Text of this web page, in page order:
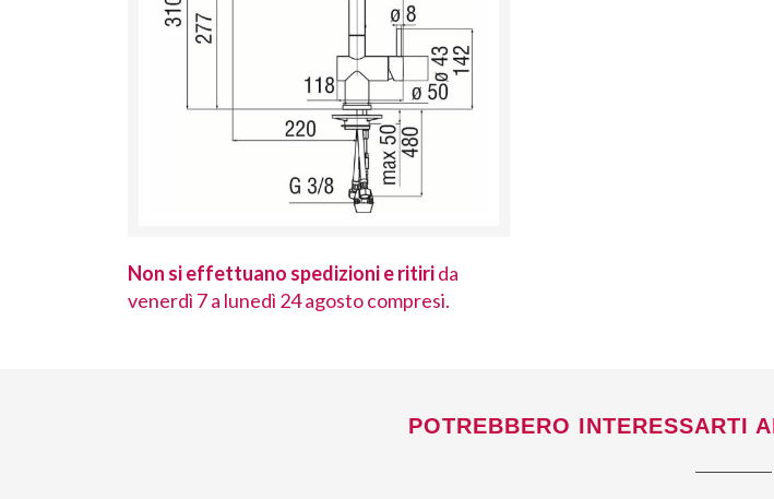
Non si effettuano spedizioni e ritirida
venerdì 7 a lunedì 24 agosto compresi.
POTREBBERO INTERESSARTI